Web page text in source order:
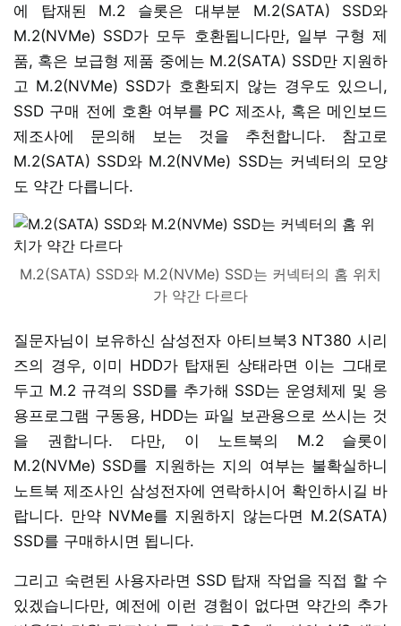
에 탑재된 M.2 슬롯은 대부분 M.2(SATA) SSD와
M.2(NVMe) SSD가 모두 호환됩니다만, 일부 구형 제
품, 혹은 보급형 제품 중에는 M.2(SATA) SSD만 지원하
고 M.2(NVMe) SSD가 호환되지 않는 경우도 있으니,
SSD 구매 전에 호환 여부를 PC 제조사, 혹은 메인보드
제조사에 문의해 보는 것을 추천합니다. 참고로
M.2(SATA) SSD와 M.2(NVMe) SSD는 커넥터의 모양
도 약간 다릅니다.
M.2(SATA) SSD와 M.2(NVMe) SSD는 커넥터의 홈 위치
가 약간 다르다
질문자님이 보유하신 삼성전자 아티브북3 NT380 시리
즈의 경우, 이미 HDD가 탑재된 상태라면 이는 그대로
두고 M.2 규격의 SSD를 추가해 SSD는 운영체제 및 응
용프로그램 구동용, HDD는 파일 보관용으로 쓰시는 것
을 권합니다. 다만, 이 노트북의 M.2 슬롯이
M.2(NVMe) SSD를 지원하는 지의 여부는 불확실하니
노트북 제조사인 삼성전자에 연락하시어 확인하시길 바
랍니다. 만약 NVMe를 지원하지 않는다면 M.2(SATA)
SSD를 구매하시면 됩니다.
그리고 숙련된 사용자라면 SSD 탑재 작업을 직접 할 수
있겠습니다만, 예전에 이런 경험이 없다면 약간의 추가